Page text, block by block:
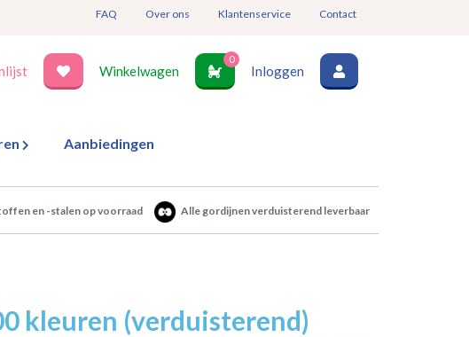
FAQ Over ons Klantenservice Contact
Winkelwagen
0
Inloggen
Aanbiedingen
en -stalen op voorraad Alle gordijnen verduisterend leverbaar
kleuren (verduisterend)